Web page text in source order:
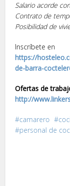
Salario acorde
Contrato de
Posibilidad de
Inscríbete en
https://
de-barra-
Ofertas de
http://
camarero
personal de